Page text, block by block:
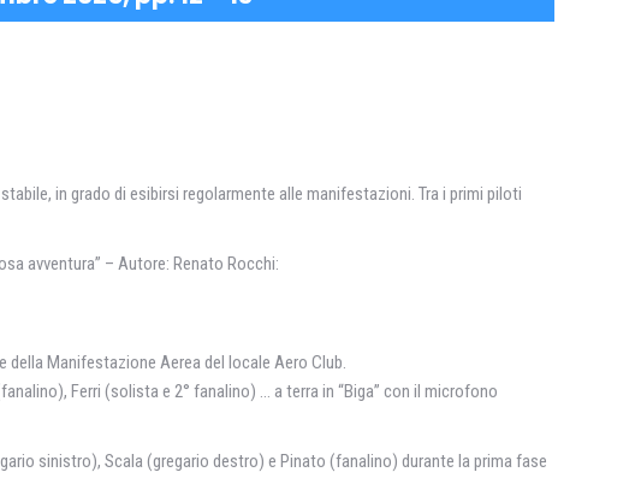
in grado di esibirsi regolarmente alle manifestazioni. Tra i primi piloti
avventura” – Autore: Renato Rocchi:
della Manifestazione Aerea del locale Aero Club.
Ferri (solista e 2° fanalino) … a terra in “Biga” con il microfono
sinistro), Scala (gregario destro) e Pinato (fanalino) durante la prima fase